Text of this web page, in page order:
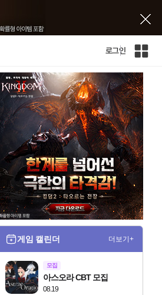
로그인
인
전
체
사
이
트
맵
게임 캘린더 더보기+
모집
08.19
아스오라 CBT 모집